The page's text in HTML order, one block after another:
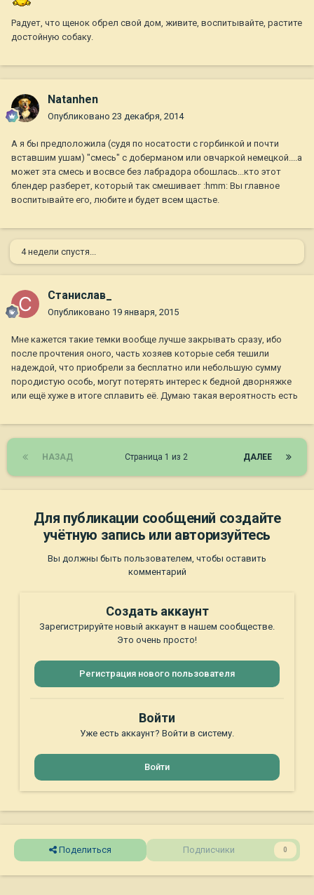
Радует, что щенок обрел свой дом, живите, воспитывайте, растите
достойную собаку.
Natanhen
Опубликовано 23 декабря, 2014
А я бы предположила (судя по носатости с горбинкой и почти
вставшим ушам) "смесь" с доберманом или овчаркой немецкой....а
может эта смесь и восвсе без лабрадора обошлась...кто этот
блендер разберет, который так смешивает :hmm: Вы главное
воспитывайте его, любите и будет всем щастье.
4 недели спустя...
Станислав_
Опубликовано 19 января, 2015
Мне кажется такие темки вообще лучше закрывать сразу, ибо
после прочтения оного, часть хозяев которые себя тешили
надеждой, что приобрели за бесплатно или небольшую сумму
породистую особь, могут потерять интерес к бедной дворняжке
или ещё хуже в итоге сплавить её. Думаю такая вероятность есть
НАЗАД ДАЛЕЕ
Страница 1 из 2
Для публикации сообщений создайте
учётную запись или авторизуйтесь
Вы должны быть пользователем, чтобы оставить
комментарий
Создать аккаунт
Зарегистрируйте новый аккаунт в нашем сообществе.
Это очень просто!
Регистрация нового пользователя
Войти
Уже есть аккаунт? Войти в систему.
Войти
Поделиться Подписчики 0